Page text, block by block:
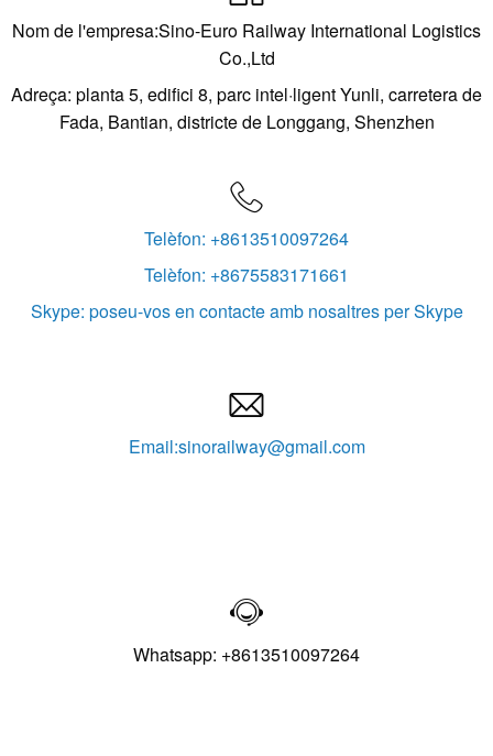
Nom de l'empresa:Sino-Euro Railway International Logistics
Co.,Ltd
Adreça: planta 5, edifici 8, parc intel·ligent Yunli, carretera de
Fada, Bantian, districte de Longgang, Shenzhen

Telèfon: +8613510097264
Telèfon: +8675583171661
Skype: poseu-vos en contacte amb nosaltres per Skype

Email:sinorailway@gmail.com

Whatsapp: +8613510097264